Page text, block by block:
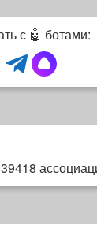
с 🤖 ботами: